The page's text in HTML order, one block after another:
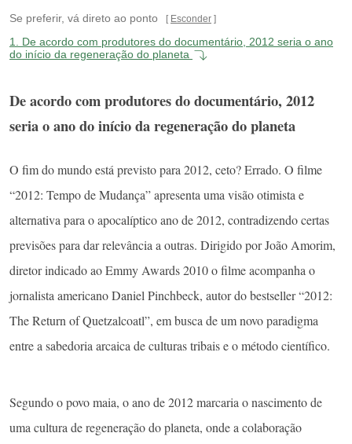
Se preferir, vá direto ao ponto Esconder
1. De acordo com produtores do documentário, 2012 seria o ano
do início da regeneração do planeta
De acordo com produtores do documentário, 2012
seria o ano do início da regeneração do planeta
O fim do mundo está previsto para 2012, ceto? Errado. O filme
“2012: Tempo de Mudança” apresenta uma visão otimista e
alternativa para o apocalíptico ano de 2012, contradizendo certas
previsões para dar relevância a outras. Dirigido por João Amorim,
diretor indicado ao Emmy Awards 2010 o filme acompanha o
jornalista americano Daniel Pinchbeck, autor do bestseller “2012:
The Return of Quetzalcoatl”, em busca de um novo paradigma
entre a sabedoria arcaica de culturas tribais e o método científico.
Segundo o povo maia, o ano de 2012 marcaria o nascimento de
uma cultura de regeneração do planeta, onde a colaboração